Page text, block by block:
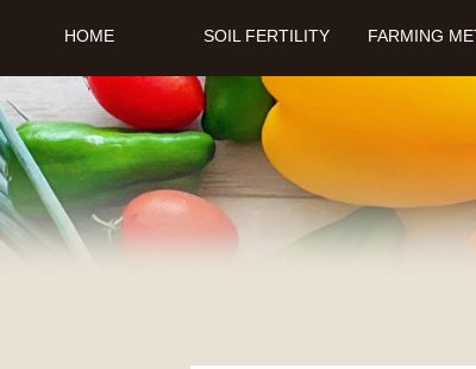
HOME SOIL FERTILITY FARMING